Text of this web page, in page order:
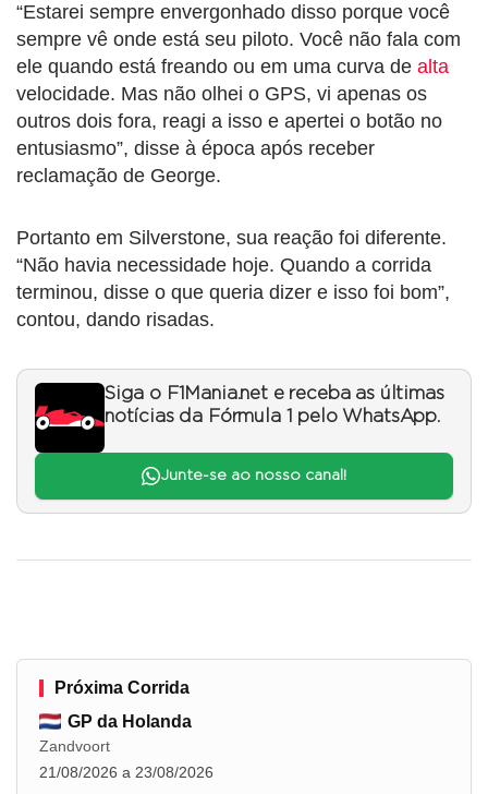
“Estarei sempre envergonhado disso porque você
sempre vê onde está seu piloto. Você não fala com
ele quando está freando ou em uma curva de alta
velocidade. Mas não olhei o GPS, vi apenas os
outros dois fora, reagi a isso e apertei o botão no
entusiasmo”, disse à época após receber
reclamação de George.
Portanto em Silverstone, sua reação foi diferente.
“Não havia necessidade hoje. Quando a corrida
terminou, disse o que queria dizer e isso foi bom”,
contou, dando risadas.
Siga o F1Mania.net e receba as últimas
notícias da Fórmula 1 pelo WhatsApp.
Junte-se ao nosso canal!
Próxima Corrida
GP da Holanda
Zandvoort
21/08/2026 a 23/08/2026